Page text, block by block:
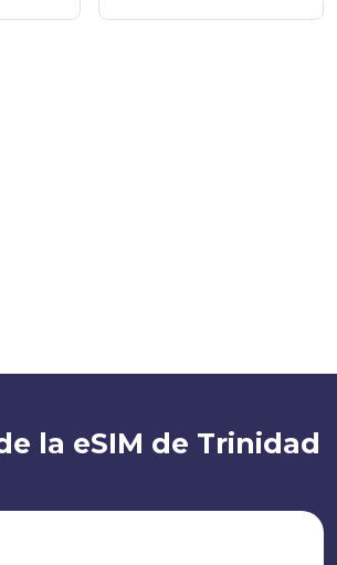
la eSIM de Trinidad